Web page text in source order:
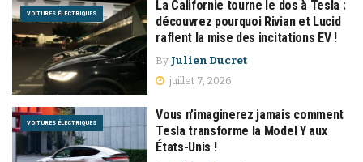
VOITURES ÉLECTRIQUES
La Californie tourne le dos à Tesla :
découvrez pourquoi Rivian et Lucid
raflent la mise des incitations EV !
By Julien Ducret
juillet 7, 2026
VOITURES ÉLECTRIQUES
Vous n’imaginerez jamais comment
Tesla transforme la Model Y aux
États-Unis !